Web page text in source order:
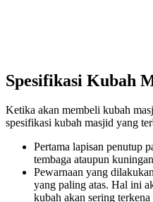
Spesifikasi Kubah
Ketika akan membeli kubah
spesifikasi kubah masjid yang
Pertama lapisan penutup
tembaga ataupun
Pewarnaan yang
yang paling atas. Hal ini
kubah akan sering